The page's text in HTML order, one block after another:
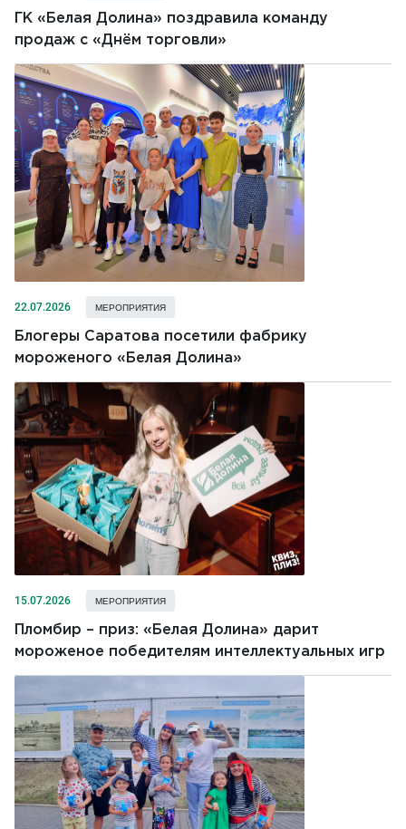
ГК «Белая Долина» поздравила команду
продаж с «Днём торговли»
22.07.2026 МЕРОПРИЯТИЯ
Блогеры Саратова посетили фабрику
мороженого «Белая Долина»
15.07.2026 МЕРОПРИЯТИЯ
Пломбир – приз: «Белая Долина» дарит
мороженое победителям интеллектуальных игр